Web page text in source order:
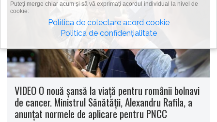
VIDEO O nouă şansă la viaţă pentru românii bolnavi
de cancer. Ministrul Sănătăţii, Alexandru Rafila, a
anunţat normele de aplicare pentru PNCC
Puteți merge chiar acum și să vă exprimați acordul individual la nivel de
cookie:
Politica de colectare acord cookie
Politica de confidențialitate